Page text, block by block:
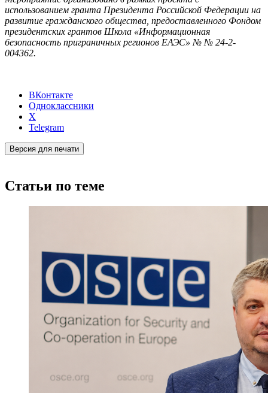
использованием гранта Президента Российской Федерации на
развитие гражданского общества, предоставленного Фондом
президентских грантов Школа «Информационная
безопасность приграничных регионов ЕАЭС» № № 24-2-
004362.
ВКонтакте
Одноклассники
X
Telegram
Версия для печати
Статьи по теме